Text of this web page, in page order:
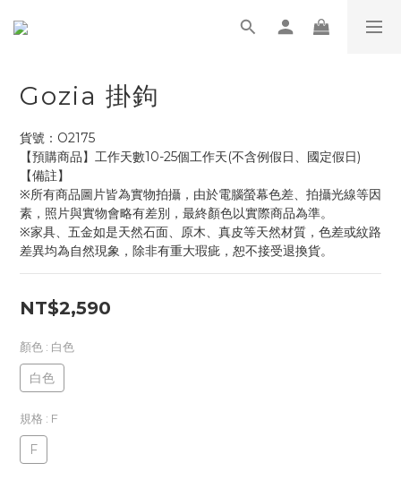
Gozia 掛鉤
貨號：O2175
【預購商品】工作天數10-25個工作天(不含例假日、國定假日)
【備註】
※所有商品圖片皆為實物拍攝，由於電腦螢幕色差、拍攝光線等因
素，照片與實物會略有差別，最終顏色以實際商品為準。
※家具、五金如是天然石面、原木、真皮等天然材質，色差或紋路
差異均為自然現象，除非有重大瑕疵，恕不接受退換貨。
NT$2,590
顏色 : 白色
白色
規格 : F
F